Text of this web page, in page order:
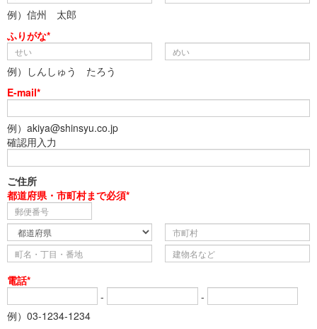
例）信州 太郎
ふりがな*
例）しんしゅう たろう
E-mail*
例）akiya@shinsyu.co.jp
確認用入力
ご住所
都道府県・市町村まで必須*
電話*
-
-
例）03-1234-1234